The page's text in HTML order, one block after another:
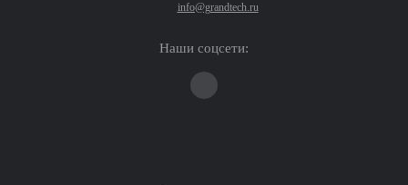
info@grandtech.ru
Наши соцсети: